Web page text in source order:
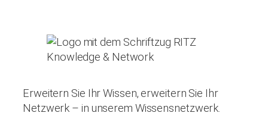
Erweitern Sie Ihr Wissen, erweitern Sie Ihr
Netzwerk – in unserem Wissensnetzwerk.